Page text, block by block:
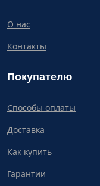
О нас
Контакты
Покупателю
Способы оплаты
Доставка
Как купить
Гарантии